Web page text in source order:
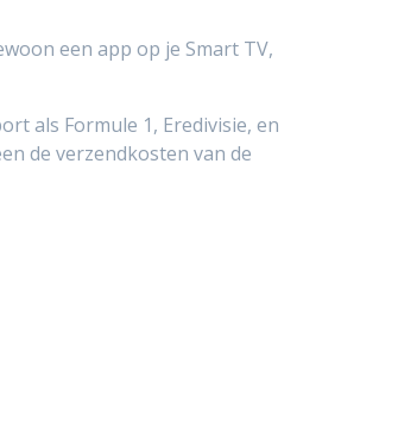
een app op je Smart TV,
als Formule 1, Eredivisie, en
de verzendkosten van de